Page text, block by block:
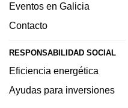
Eventos en Galicia
Contacto
RESPONSABILIDAD SOCIAL
Eficiencia energética
Ayudas para inversiones